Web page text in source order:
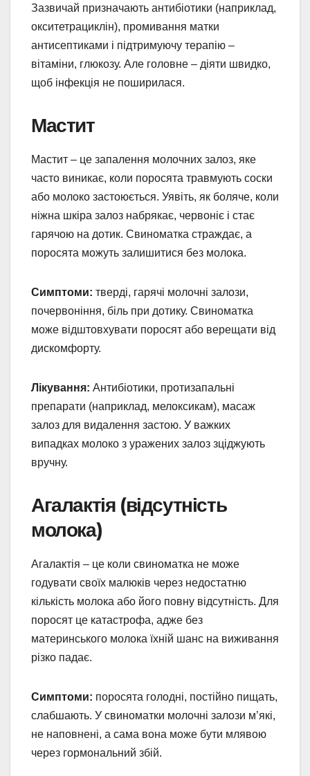
Зазвичай призначають антибіотики (наприклад,
окситетрациклін), промивання матки
антисептиками і підтримуючу терапію –
вітаміни, глюкозу. Але головне – діяти швидко,
щоб інфекція не поширилася.
Мастит
Мастит – це запалення молочних залоз, яке
часто виникає, коли поросята травмують соски
або молоко застоюється. Уявіть, як боляче, коли
ніжна шкіра залоз набрякає, червоніє і стає
гарячою на дотик. Свиноматка страждає, а
поросята можуть залишитися без молока.
Симптоми: тверді, гарячі молочні залози,
почервоніння, біль при дотику. Свиноматка
може відштовхувати поросят або верещати від
дискомфорту.
Лікування: Антибіотики, протизапальні
препарати (наприклад, мелоксикам), масаж
залоз для видалення застою. У важких
випадках молоко з уражених залоз зціджують
вручну.
Агалактія (відсутність
молока)
Агалактія – це коли свиноматка не може
годувати своїх малюків через недостатню
кількість молока або його повну відсутність. Для
поросят це катастрофа, адже без
материнського молока їхній шанс на виживання
різко падає.
Симптоми: поросята голодні, постійно пищать,
слабшають. У свиноматки молочні залози м’які,
не наповнені, а сама вона може бути млявою
через гормональний збій.